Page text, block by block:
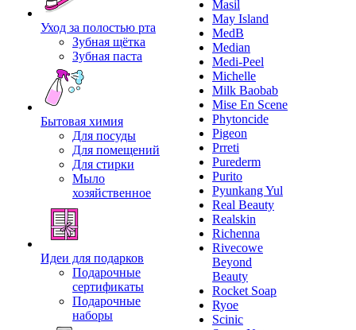
Уход за полостью рта
Зубная щётка
Зубная паста
Бытовая химия
Для посуды
Для помещений
Для стирки
Мыло
хозяйственное
Идеи для подарков
Подарочные
сертификаты
Подарочные
наборы
Masil
May Island
MedB
Median
Medi-Peel
Michelle
Milk Baobab
Mise En Scene
Phytoncide
Pigeon
Prreti
Purederm
Purito
Pyunkang Yul
Real Beauty
Realskin
Richenna
Rivecowe
Beyond
Beauty
Rocket Soap
Ryoe
Scinic